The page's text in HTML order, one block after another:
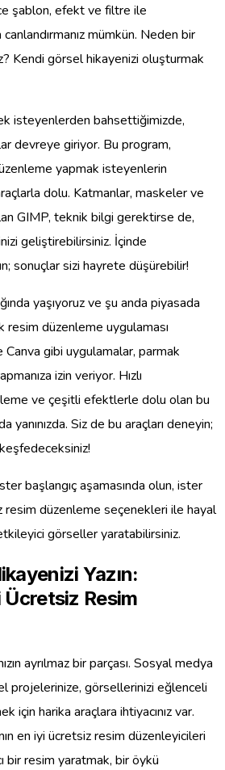
şablon, efekt ve filtre ile
mümkün. Neden bir
Kendi görsel hikayenizi oluşturmak
isteyenlerden bahsettiğimizde,
devreye giriyor. Bu program,
yapmak isteyenlerin
dolu. Katmanlar, maskeler ve
GIMP, teknik bilgi gerektirse de,
geliştirebilirsiniz. İçinde
sonuçlar sizi hayrete düşürebilir!
yaşıyoruz ve şu anda piyasada
düzenleme uygulaması
gibi uygulamalar, parmak
izin veriyor. Hızlı
ve çeşitli efektlerle dolu olan bu
yanınızda. Siz de bu araçları deneyin;
başlangıç aşamasında olun, ister
düzenleme seçenekleri ile hayal
görseller yaratabilirsiniz.
Yazın:
Ücretsiz Resim
ayrılmaz bir parçası. Sosyal medya
projelerinize, görsellerinizi eğlenceli
için harika araçlara ihtiyacınız var.
en iyi ücretsiz resim düzenleyicileri
bir resim yaratmak, bir öykü